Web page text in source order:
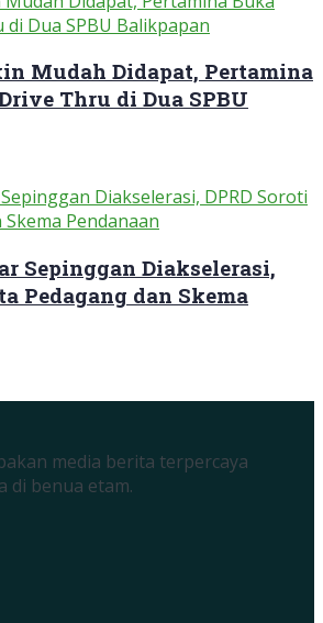
Mudah Didapat, Pertamina
Thru di Dua SPBU
Sepinggan Diakselerasi,
Pedagang dan Skema
media berita terpercaya
di benua etam.